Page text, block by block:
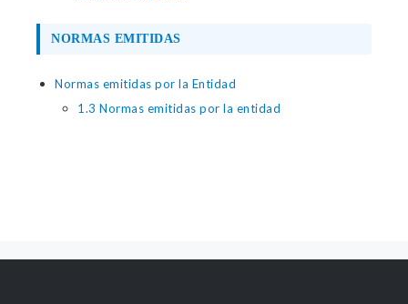
NORMAS EMITIDAS
Normas emitidas por la Entidad
1.3 Normas emitidas por la entidad